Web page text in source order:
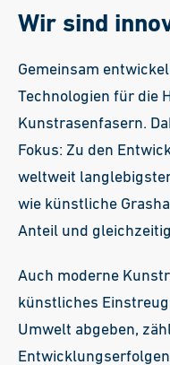
Wir sind
Gemeinsam
Technologien für die
Kunstrasenfasern.
Fokus: Zu den
weltweit
wie künstliche
Anteil und
Auch moderne
künstliches
Umwelt abgeben,